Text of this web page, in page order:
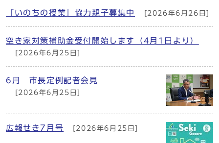
「いのちの授業」協力親子募集中 [2026年6月26日]
空き家対策補助金受付開始します（4月1日より）
[2026年6月25日]
6月 市長定例記者会見
[2026年6月25日]
広報せき7月号 [2026年6月25日]